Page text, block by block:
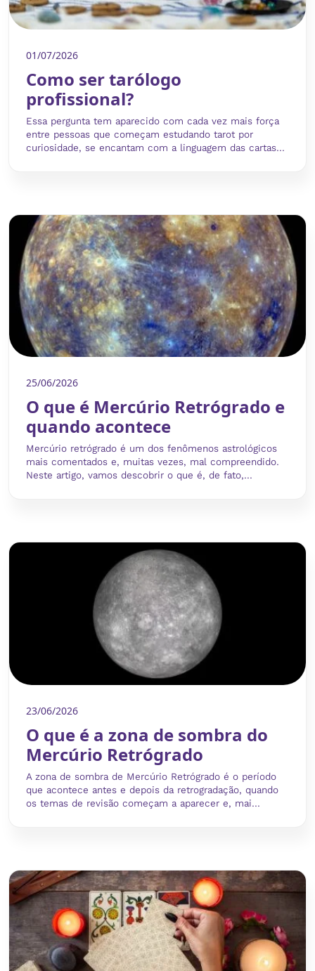
01/07/2026
Como ser tarólogo
profissional?
Essa pergunta tem aparecido com cada vez mais força
entre pessoas que começam estudando tarot por
curiosidade, se encantam com a linguagem das cartas...
25/06/2026
O que é Mercúrio Retrógrado e
quando acontece
Mercúrio retrógrado é um dos fenômenos astrológicos
mais comentados e, muitas vezes, mal compreendido.
Neste artigo, vamos descobrir o que é, de fato,...
23/06/2026
O que é a zona de sombra do
Mercúrio Retrógrado
A zona de sombra de Mercúrio Retrógrado é o período
que acontece antes e depois da retrogradação, quando
os temas de revisão começam a aparecer e, mai...